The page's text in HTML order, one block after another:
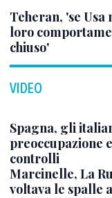
Teheran, 'se
loro
chiuso'
VIDEO
Spagna, gli
preoccupazione
controlli
Marcinelle, La
voltava le spalle